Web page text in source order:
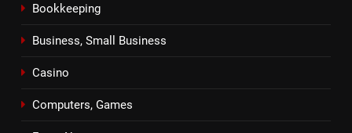
Bookkeeping
Business, Small Business
Casino
Computers, Games